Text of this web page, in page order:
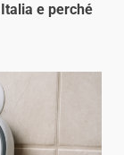
e perché